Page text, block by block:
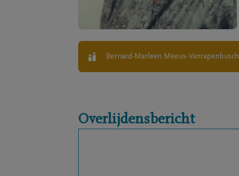
Bernard-Marleen Meeus-Vanrapenbusch
Overlijdensbericht